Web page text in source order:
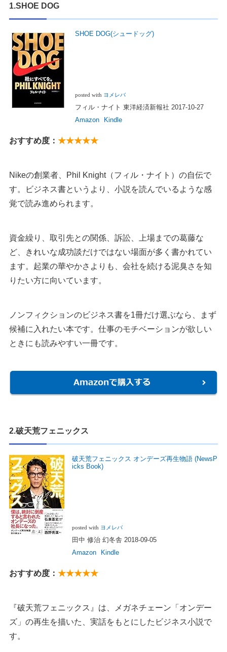
1.SHOE DOG
SHOE DOG(シュードッグ)
posted with ヨメレバ
フィル・ナイト 東洋経済新報社 2017-10-27
Amazon
Kindle
おすすめ度： ★★★★★
Nikeの創業者、Phil Knight（フィル・ナイト）の自伝で
す。ビジネス書というより、小説を読んでいるような感
覚で読み進められます。
資金繰り、取引先との関係、訴訟、上場までの葛藤な
ど、きれいな成功談だけではない場面が多く書かれてい
ます。起業の華やかさよりも、会社を続ける泥臭さを知
りたい方に向いています。
ノンフィクションのビジネス書を1冊だけ選ぶなら、まず
候補に入れたい本です。仕事のモチベーションが欲しい
ときにも読みやすい一冊です。
2.破天荒フェニックス
破天荒フェニックス オンデーズ再生物語 (NewsP
icks Book)
posted with ヨメレバ
田中 修治 幻冬舎 2018-09-05
Amazon
Kindle
おすすめ度： ★★★★★
『破天荒フェニックス』は、メガネチェーン「オンデー
ズ」の再生を描いた、実話をもとにしたビジネス小説で
す。